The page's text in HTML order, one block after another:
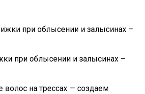
при облысении и залысинах –